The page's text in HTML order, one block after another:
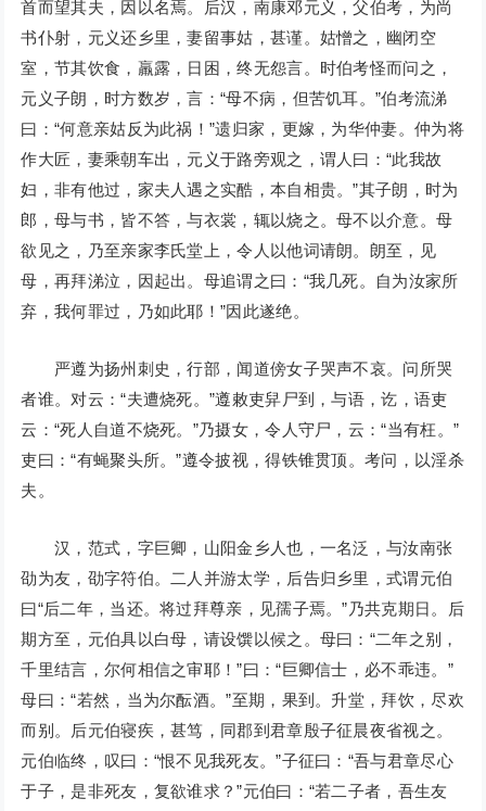
首而望其夫，因以名焉。后汉，南康邓元义，父伯考，为尚
书仆射，元义还乡里，妻留事姑，甚谨。姑憎之，幽闭空
室，节其饮食，羸露，日困，终无怨言。时伯考怪而问之，
元义子朗，时方数岁，言：“母不病，但苦饥耳。”伯考流涕
曰：“何意亲姑反为此祸！”遗归家，更嫁，为华仲妻。仲为将
作大匠，妻乘朝车出，元义于路旁观之，谓人曰：“此我故
妇，非有他过，家夫人遇之实酷，本自相贵。”其子朗，时为
郎，母与书，皆不答，与衣裳，辄以烧之。母不以介意。母
欲见之，乃至亲家李氏堂上，令人以他词请朗。朗至，见
母，再拜涕泣，因起出。母追谓之曰：“我几死。自为汝家所
弃，我何罪过，乃如此耶！”因此遂绝。
严遵为扬州刺史，行部，闻道傍女子哭声不哀。问所哭
者谁。对云：“夫遭烧死。”遵敕吏舁尸到，与语，讫，语吏
云：“死人自道不烧死。”乃摄女，令人守尸，云：“当有枉。”
吏曰：“有蝇聚头所。”遵令披视，得铁锥贯顶。考问，以淫杀
夫。
汉，范式，字巨卿，山阳金乡人也，一名泛，与汝南张
劭为友，劭字符伯。二人并游太学，后告归乡里，式谓元伯
曰“后二年，当还。将过拜尊亲，见孺子焉。”乃共克期日。后
期方至，元伯具以白母，请设馔以候之。母曰：“二年之别，
千里结言，尔何相信之审耶！”曰：“巨卿信士，必不乖违。”
母曰：“若然，当为尔酝酒。”至期，果到。升堂，拜饮，尽欢
而别。后元伯寝疾，甚笃，同郡到君章殷子征晨夜省视之。
元伯临终，叹曰：“恨不见我死友。”子征曰：“吾与君章尽心
于子，是非死友，复欲谁求？”元伯曰：“若二子者，吾生友